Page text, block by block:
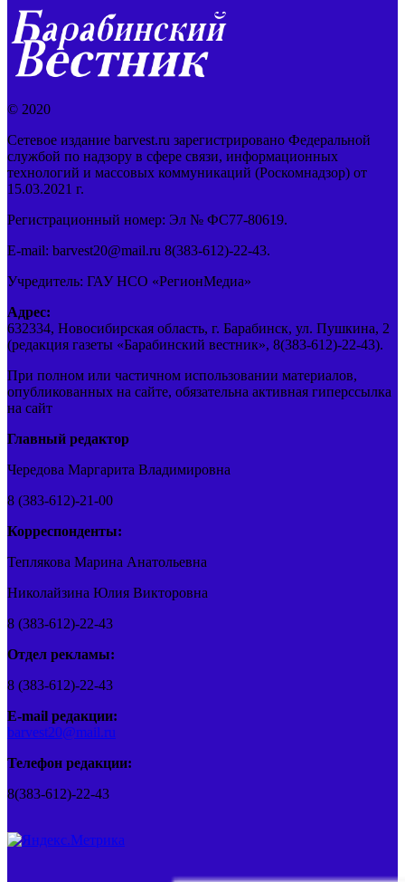
© 2020
Сетевое издание barvest.ru зарегистрировано Федеральной
службой по надзору в сфере связи, информационных
технологий и массовых коммуникаций (Роскомнадзор) от
15.03.2021 г.
Регистрационный номер: Эл № ФС77-80619.
E-mail: barvest20@mail.ru 8(383-612)-22-43.
Учредитель: ГАУ НСО «РегионМедиа»
Адрес:
632334, Новосибирская область, г. Барабинск, ул. Пушкина, 2
(редакция газеты «Барабинский вестник», 8(383-612)-22-43).
При полном или частичном использовании материалов,
опубликованных на сайте, обязательна активная гиперссылка
на сайт
Главный редактор
Чередова Маргарита Владимировна
8 (383-612)-21-00
Корреспонденты:
Теплякова Марина Анатольевна
Николайзина Юлия Викторовна
8 (383-612)-22-43
Отдел рекламы:
8 (383-612)-22-43
E-mail редакции:
barvest20@mail.ru
Телефон редакции:
8(383-612)-22-43